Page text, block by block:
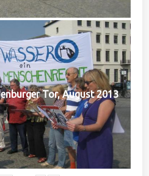
Tor, August 2013